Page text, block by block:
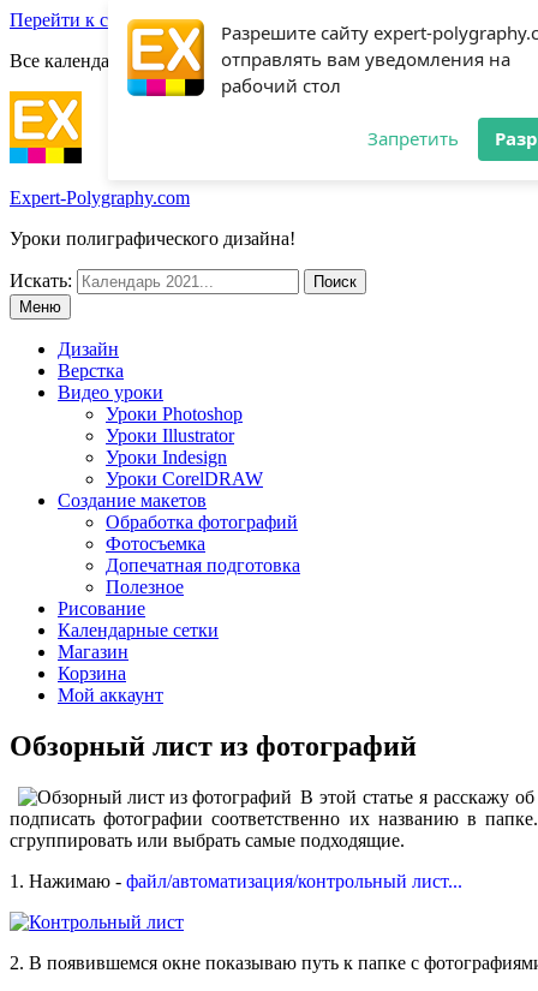
Разрешите сайту expert-
отправлять вам уведомления на
рабочий стол
Запретить
Перейти к содержимому
Все календари 2022: Посмотреть шаблоны!
Expert-Polygraphy.com
Уроки полиграфического дизайна!
Искать:
Меню
Дизайн
Верстка
Видео уроки
Уроки Photoshop
Уроки Illustrator
Уроки Indesign
Уроки CorelDRAW
Создание макетов
Обработка фотографий
Фотосъемка
Допечатная подготовка
Полезное
Рисование
Календарные сетки
Магазин
Корзина
Мой аккаунт
Обзорный лист из фотографий
В этой статье я расскажу
подписать фотографии соответственно их названию в
сгруппировать или выбрать самые подходящие.
1. Нажимаю - файл/автоматизация/контрольный лист...
2. В появившемся окне показываю путь к папке с